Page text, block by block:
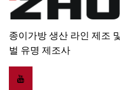
종이가방 생산 라인 제조
벌 유명 제조사